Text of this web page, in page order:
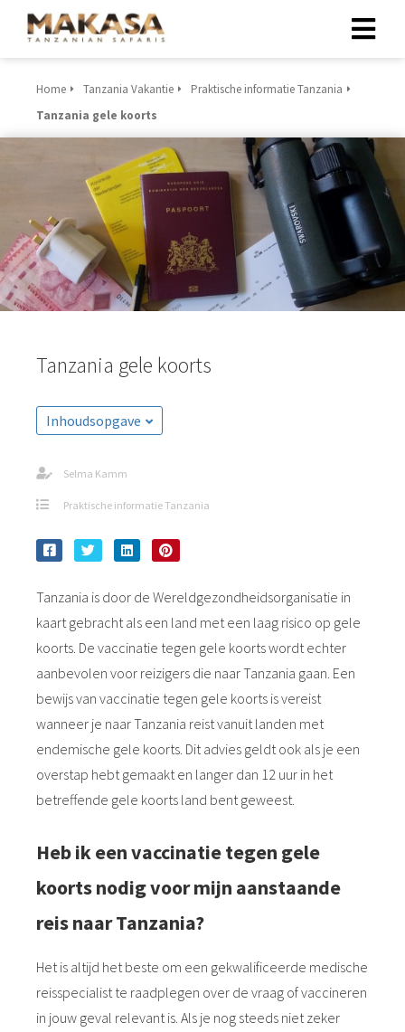
Home Tanzania Vakantie
Praktische informatie Tanzania
Tanzania gele koorts
Tanzania gele koorts
Inhoudsopgave
Selma Kamm
Praktische informatie Tanzania
Tanzania is door de Wereldgezondheidsorganisatie in
kaart gebracht als een land met een laag risico op gele
koorts. De vaccinatie tegen gele koorts wordt echter
aanbevolen voor reizigers die naar Tanzania gaan. Een
bewijs van vaccinatie tegen gele koorts is vereist
wanneer je naar Tanzania reist vanuit landen met
endemische gele koorts. Dit advies geldt ook als je een
overstap hebt gemaakt en langer dan 12 uur in het
betreffende gele koorts land bent geweest.
Heb ik een vaccinatie tegen gele
koorts nodig voor mijn aanstaande
reis naar Tanzania?
Het is altijd het beste om een ​​gekwalificeerde medische
reisspecialist te raadplegen over de vraag of vaccineren
in jouw geval relevant is. Als je nog steeds niet zeker